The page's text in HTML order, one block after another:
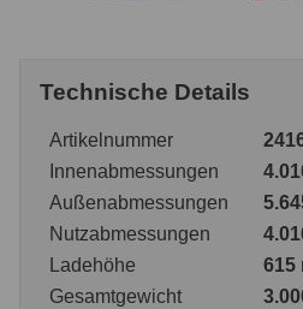
Technische Details
Artikelnummer
Innenabmessungen
Außenabmessungen
Nutzabmessungen
Ladehöhe
615
Gesamtgewicht